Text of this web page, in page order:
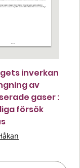
inverkan
av
gaser :
försök